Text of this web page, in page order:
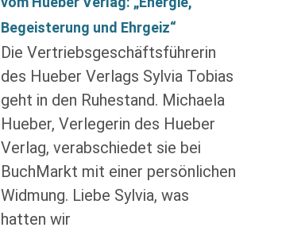
Begeisterung und Ehrgeiz“
Die Vertriebsgeschäftsführerin
des Hueber Verlags Sylvia Tobias
geht in den Ruhestand. Michaela
Hueber, Verlegerin des Hueber
Verlag, verabschiedet sie bei
BuchMarkt mit einer persönlichen
Widmung. Liebe Sylvia, was
hatten wir